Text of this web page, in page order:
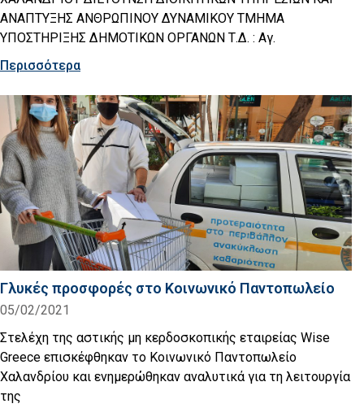
ΑΝΑΠΤΥΞΗΣ ΑΝΘΡΩΠΙΝΟΥ ΔΥΝΑΜΙΚΟΥ ΤΜΗΜΑ
ΥΠΟΣΤΗΡΙΞΗΣ ΔΗΜΟΤΙΚΩΝ ΟΡΓΑΝΩΝ Τ.Δ. : Αγ.
Περισσότερα
Γλυκές προσφορές στο Κοινωνικό Παντοπωλείο
05/02/2021
Στελέχη της αστικής μη κερδοσκοπικής εταιρείας Wise
Greece επισκέφθηκαν το Κοινωνικό Παντοπωλείο
Χαλανδρίου και ενημερώθηκαν αναλυτικά για τη λειτουργία
της